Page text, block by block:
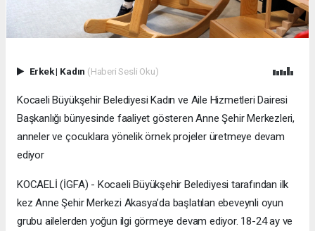
Erkek| Kadın (Haberi Sesli Oku)
Kocaeli Büyükşehir Belediyesi Kadın ve Aile Hizmetleri Dairesi
Başkanlığı bünyesinde faaliyet gösteren Anne Şehir Merkezleri,
anneler ve çocuklara yönelik örnek projeler üretmeye devam
ediyor
KOCAELİ (İGFA) - Kocaeli Büyükşehir Belediyesi tarafından ilk
kez Anne Şehir Merkezi Akasya’da başlatılan ebeveynli oyun
grubu ailelerden yoğun ilgi görmeye devam ediyor. 18-24 ay ve